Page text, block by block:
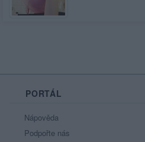
PORTÁL
Nápověda
Podpořte nás